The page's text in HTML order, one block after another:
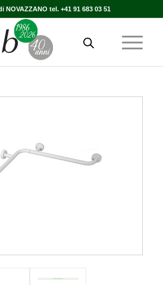
NOVAZZANO tel. +41 91 683 03 51